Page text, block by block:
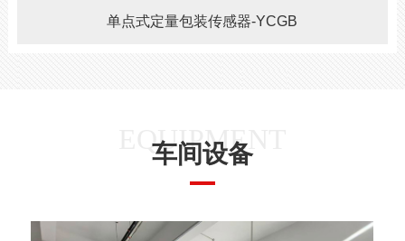
单点式定量包装传感器-YCGB
车间设备
EQUIPMENT